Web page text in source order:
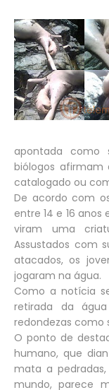
apontada como
biólogos afirmam
catalogado ou
De acordo com
entre 14 e 16
viram uma
Assustados com
atacados, os
jogaram na água.
Como a notícia
retirada da
redondezas como
O ponto de
humano, que
mata a
mundo, parece